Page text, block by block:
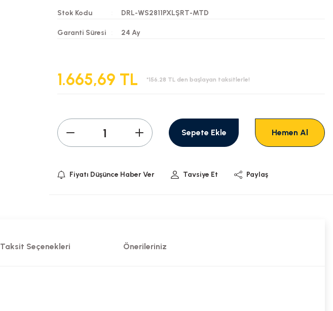
Stok Kodu DRL-WS2811PXLŞRT-MTD
Garanti Süresi 24 Ay
1.665,69 TL *156,28 TL den başlayan taksitlerle!
Sepete Ekle Hemen Al
Fiyatı Düşünce Haber Ver Tavsiye Et Paylaş
Taksit Seçenekleri Önerileriniz